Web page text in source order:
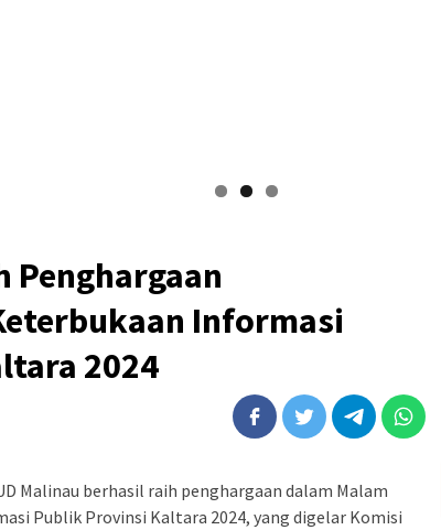
Penghargaan
Informasi
2024‍
Malinau berhasil raih penghargaan dalam Malam
Publik Provinsi Kaltara 2024, yang digelar Komisi